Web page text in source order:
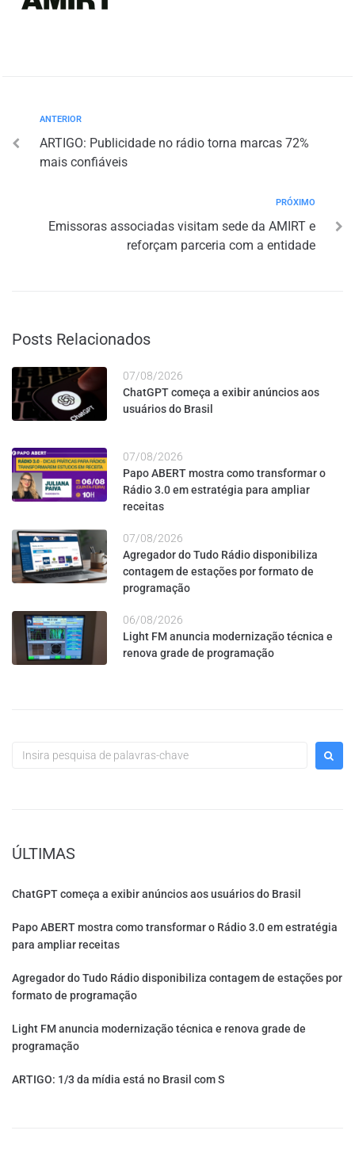
ANTERIOR
ARTIGO: Publicidade no rádio torna marcas 72%
mais confiáveis
PRÓXIMO
Emissoras associadas visitam sede da AMIRT e
reforçam parceria com a entidade
Posts Relacionados
07/08/2026
ChatGPT começa a exibir anúncios aos
usuários do Brasil
07/08/2026
Papo ABERT mostra como transformar o
Rádio 3.0 em estratégia para ampliar
receitas
07/08/2026
Agregador do Tudo Rádio disponibiliza
contagem de estações por formato de
programação
06/08/2026
Light FM anuncia modernização técnica e
renova grade de programação
ÚLTIMAS
ChatGPT começa a exibir anúncios aos usuários do Brasil
Papo ABERT mostra como transformar o Rádio 3.0 em estratégia
para ampliar receitas
Agregador do Tudo Rádio disponibiliza contagem de estações por
formato de programação
Light FM anuncia modernização técnica e renova grade de
programação
ARTIGO: 1/3 da mídia está no Brasil com S